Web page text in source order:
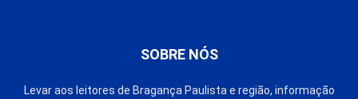
SOBRE NÓS
Levar aos leitores de Bragança Paulista e região, informação